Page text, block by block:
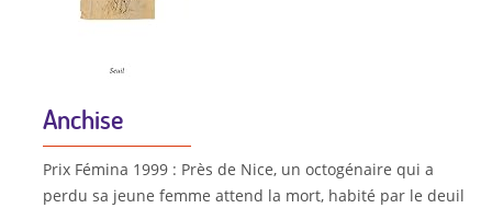
Anchise
Prix Fémina 1999 : Près de Nice, un octogénaire qui a
perdu sa jeune femme attend la mort, habité par le deuil